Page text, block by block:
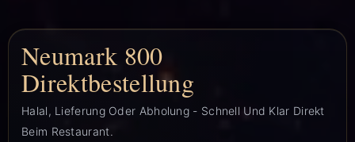
Neumark 800
Direktbestellung
Halal, Lieferung Oder Abholung - Schnell Und Klar Direkt
Beim Restaurant.